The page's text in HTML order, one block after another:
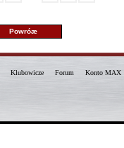
Klubowicze Forum
Konto MAX